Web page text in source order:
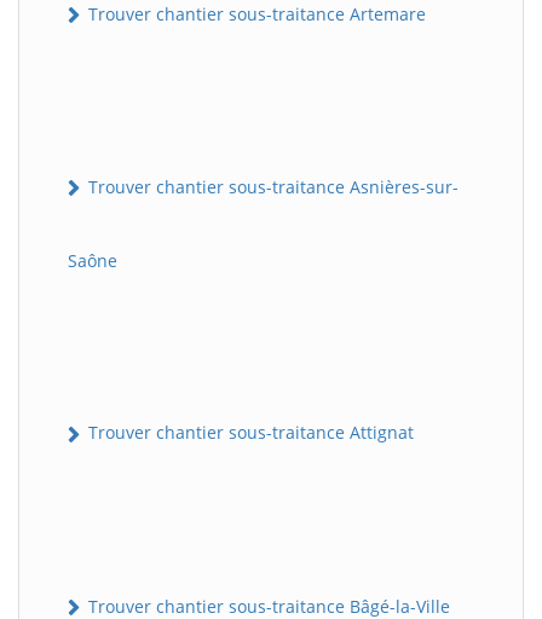
Trouver chantier sous-traitance Artemare
Trouver chantier sous-traitance Asnières-sur-
Saône
Trouver chantier sous-traitance Attignat
Trouver chantier sous-traitance Bâgé-la-Ville